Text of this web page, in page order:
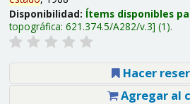
Disponibilidad: Ítems disponibles
topográfica: 621.374.5/A282/v.3 (1).
Hacer
Agregar al